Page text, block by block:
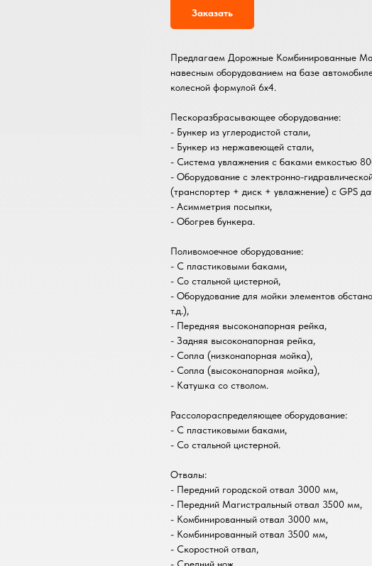
Заказать
Предлагаем Дорожные Комбинированные
навесным оборудованием на базе
колесной формулой 6х4.
Пескоразбрасывающее оборудование:
- Бункер из углеродистой стали,
- Бункер из нержавеющей стали,
- Система увлажнения с баками емкостью
- Оборудование с электронно-
(транспортер + диск + увлажнение) с GPS
- Асимметрия посыпки,
- Обогрев бункера.
Поливомоечное оборудование:
- С пластиковыми баками,
- Со стальной цистерной,
- Оборудование для мойки элементов
т.д.),
- Передняя высоконапорная рейка,
- Задняя высоконапорная рейка,
- Сопла (низконапорная мойка),
- Сопла (высоконапорная мойка),
- Катушка со стволом.
Рассолораспределяющее оборудование:
- С пластиковыми баками,
- Со стальной цистерной.
Отвалы:
- Передний городской отвал 3000 мм,
- Передний Магистральный отвал 3500 мм,
- Комбинированный отвал 3000 мм,
- Комбинированный отвал 3500 мм,
- Скоростной отвал,